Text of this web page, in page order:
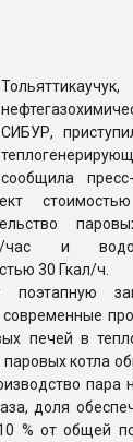
СИБУР,
сообщила
и
30 Гкал/ч.
поэтапную
печей в
паровых котла
пара
доля
% от общей